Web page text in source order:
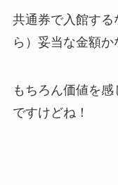
共通券で入館す
ら）妥当な金額か
もちろん価値を
ですけどね！